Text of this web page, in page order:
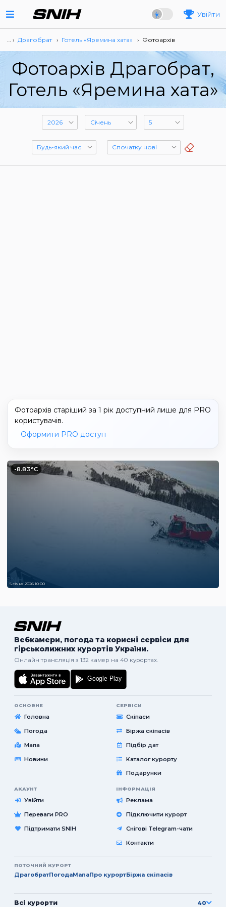
Увійти
… › Драгобрат › Готель «Яремина хата» › Фотоархів
Фотоархів Драгобрат,
Готель «Яремина хата»
Фотоархів старіший за 1 рік доступний лише для PRO
користувачів.
Оформити PRO доступ
-8.83°C
5 січня 2026 10:00
Вебкамери, погода та корисні сервіси для
гірськолижних курортів України.
Онлайн трансляція з 132 камер на 40 курортах.
ОСНОВНЕ
Головна
Погода
Мапа
Новини
СЕРВІСИ
Скіпаси
Біржа скіпасів
Підбір дат
Каталог курорту
Подарунки
АКАУНТ
Увійти
Переваги PRO
Підтримати SNIH
ІНФОРМАЦІЯ
Реклама
Підключити курорт
Снігові Telegram-чати
Контакти
ПОТОЧНИЙ КУРОРТ
ДрагобратПогодаМапаПро курортБіржа скіпасів
Всі курорти 40